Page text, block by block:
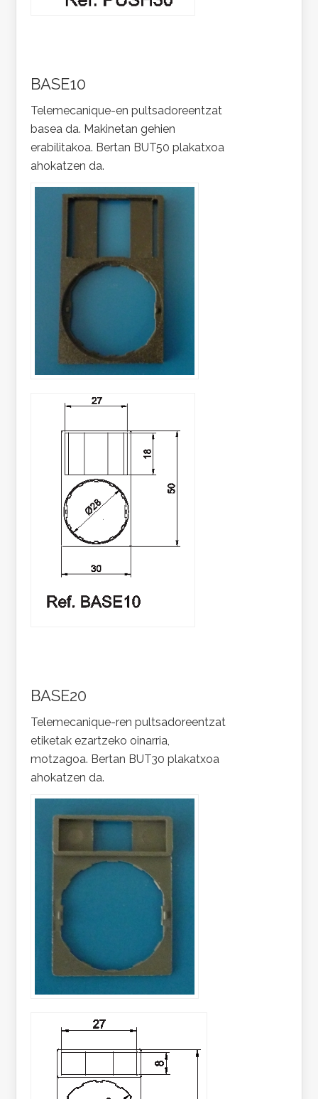
BASE10
Telemecanique-en pultsadoreentzat
basea da. Makinetan gehien
erabilitakoa. Bertan BUT50 plakatxoa
ahokatzen da.
BASE20
Telemecanique-ren pultsadoreentzat
etiketak ezartzeko oinarria,
motzagoa. Bertan BUT30 plakatxoa
ahokatzen da.